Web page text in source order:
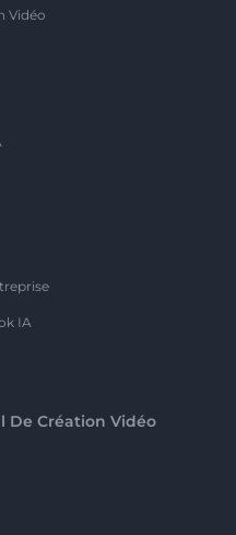
Vidéo
IA
De Création Vidéo